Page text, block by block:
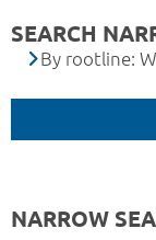
SEARCH
By rootline:
NARROW